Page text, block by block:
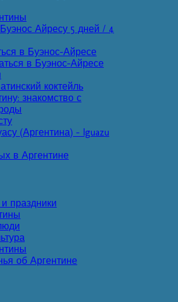
Айресу 5 дней / 4
в Буэнос-Айресе
в Буэнос-Айресе
коктейль
знакомство с
(Аргентина) - Iguazu
в Аргентине
праздники
об Аргентине